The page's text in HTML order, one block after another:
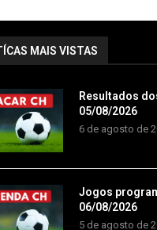
MAIS VISTAS
Resultados
05/08/2026
6 de agosto de
Jogos
06/08/2026
5 de agosto de